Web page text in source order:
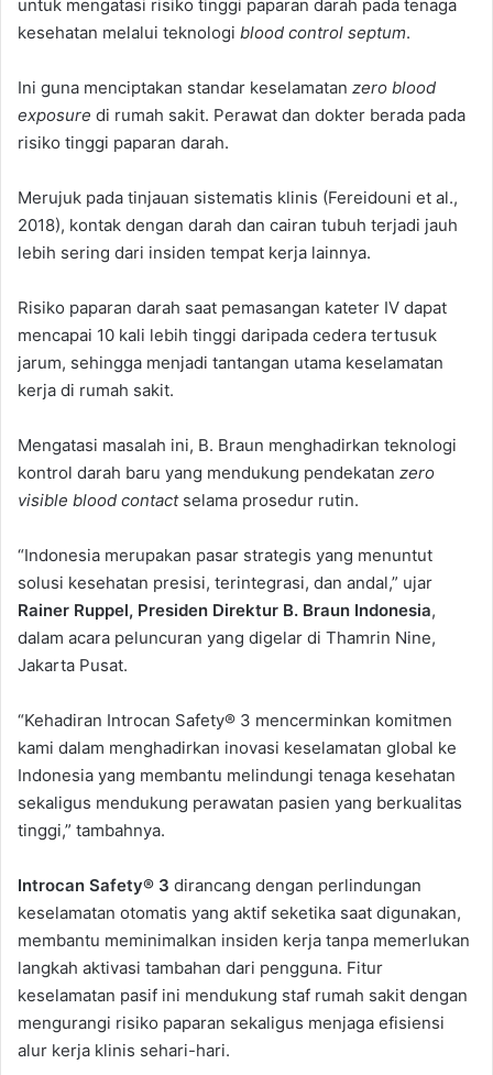
untuk mengatasi risiko tinggi paparan darah pada tenaga
kesehatan melalui teknologi blood control septum.
Ini guna menciptakan standar keselamatan zero blood
exposure di rumah sakit. Perawat dan dokter berada pada
risiko tinggi paparan darah.
Merujuk pada tinjauan sistematis klinis (Fereidouni et al.,
2018), kontak dengan darah dan cairan tubuh terjadi jauh
lebih sering dari insiden tempat kerja lainnya.
Risiko paparan darah saat pemasangan kateter IV dapat
mencapai 10 kali lebih tinggi daripada cedera tertusuk
jarum, sehingga menjadi tantangan utama keselamatan
kerja di rumah sakit.
Mengatasi masalah ini, B. Braun menghadirkan teknologi
kontrol darah baru yang mendukung pendekatan zero
visible blood contactselama prosedur rutin.
“Indonesia merupakan pasar strategis yang menuntut
solusi kesehatan presisi, terintegrasi, dan andal,” ujar
Rainer Ruppel, Presiden Direktur B. Braun Indonesia,
dalam acara peluncuran yang digelar di Thamrin Nine,
Jakarta Pusat.
“Kehadiran Introcan Safety® 3 mencerminkan komitmen
kami dalam menghadirkan inovasi keselamatan global ke
Indonesia yang membantu melindungi tenaga kesehatan
sekaligus mendukung perawatan pasien yang berkualitas
tinggi,” tambahnya.
Introcan Safety® 3 dirancang dengan perlindungan
keselamatan otomatis yang aktif seketika saat digunakan,
membantu meminimalkan insiden kerja tanpa memerlukan
langkah aktivasi tambahan dari pengguna. Fitur
keselamatan pasif ini mendukung staf rumah sakit dengan
mengurangi risiko paparan sekaligus menjaga efisiensi
alur kerja klinis sehari-hari.